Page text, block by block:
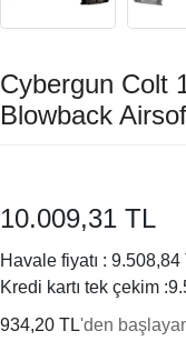
Cybergun Colt
Blowback
10.009,31 TL
Havale fiyatı : 9.508,84
Kredi kartı tek çekim :
934,20 TL'den